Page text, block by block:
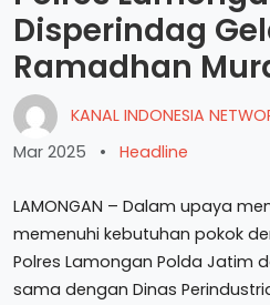
Disperindag
Ramadhan
KANAL INDONESIA
Mar 2025
• Headline
LAMONGAN – Dalam upaya
memenuhi kebutuhan pokok
Polres Lamongan Polda Jatim
sama dengan Dinas